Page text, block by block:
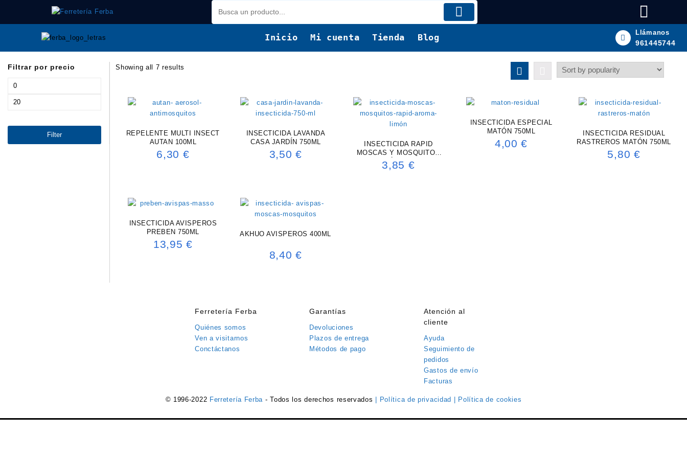
contenido
Inicio Mi cuenta Tienda Blog Llámanos
961445744
Filtrar por precio
Min
Max
Filter
Showing all 7 results
REPELENTE MULTI INSECT
AUTAN 100ML
6,30 €
INSECTICIDA LAVANDA
CASA JARDÍN 750ML
3,50€
INSECTICIDA RAPID
MOSCAS Y MOSQUITOS
MATÓN 750ML
3,85 €
INSECTICIDA ESPECIAL
MATÓN 750ML
4,00€
INSECTICIDA RESIDUAL
RASTREROS MATÓN 750ML
5,80 €
INSECTICIDA AVISPEROS
PREBEN 750ML
13,95€
AKHUO AVISPEROS 400ML
8,40€
Ferretería Ferba
Quiénes somos
Ven a visitarnos
Conctáctanos
Garantías
Devoluciones
Plazos de entrega
Métodos de pago
Atención al
cliente
Ayuda
Seguimiento de
pedidos
Gastos de envío
Facturas
© 1996-2022 Ferretería Ferba - Todos los derechos reservados | Política de privacidad | Política de cookies